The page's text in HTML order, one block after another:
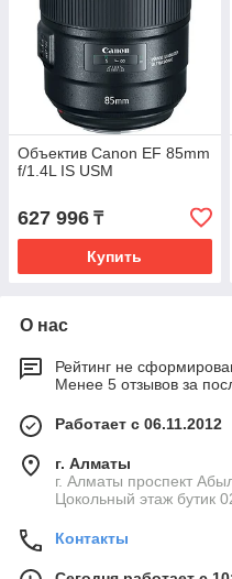
Объектив Canon EF 85mm
f/1.4L IS USM
627 996 ₸
Купить
О нас
Рейтинг не
Менее 5 отзывов за
Работает с 06.11.2012
г. Алматы
г. Алматы проспект
Цокольный этаж бутик
Контакты